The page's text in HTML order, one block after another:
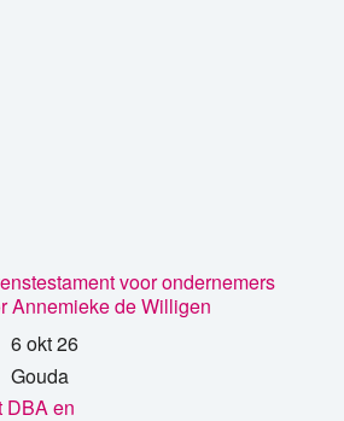
voor ondernemers
Annemieke de Willigen
6 okt 26
Gouda
DBA en